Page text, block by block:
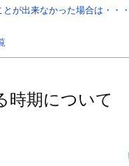
が出来なかった場合は・・
時期について